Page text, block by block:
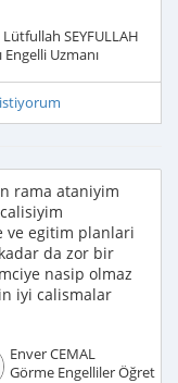
SEYFULLAH
Engelli Uzmanı
rama ataniyim
ve egitim planlari
da zor bir
nasip olmaz
iyi calismalar
Enver CEMAL
Görme Engelliler